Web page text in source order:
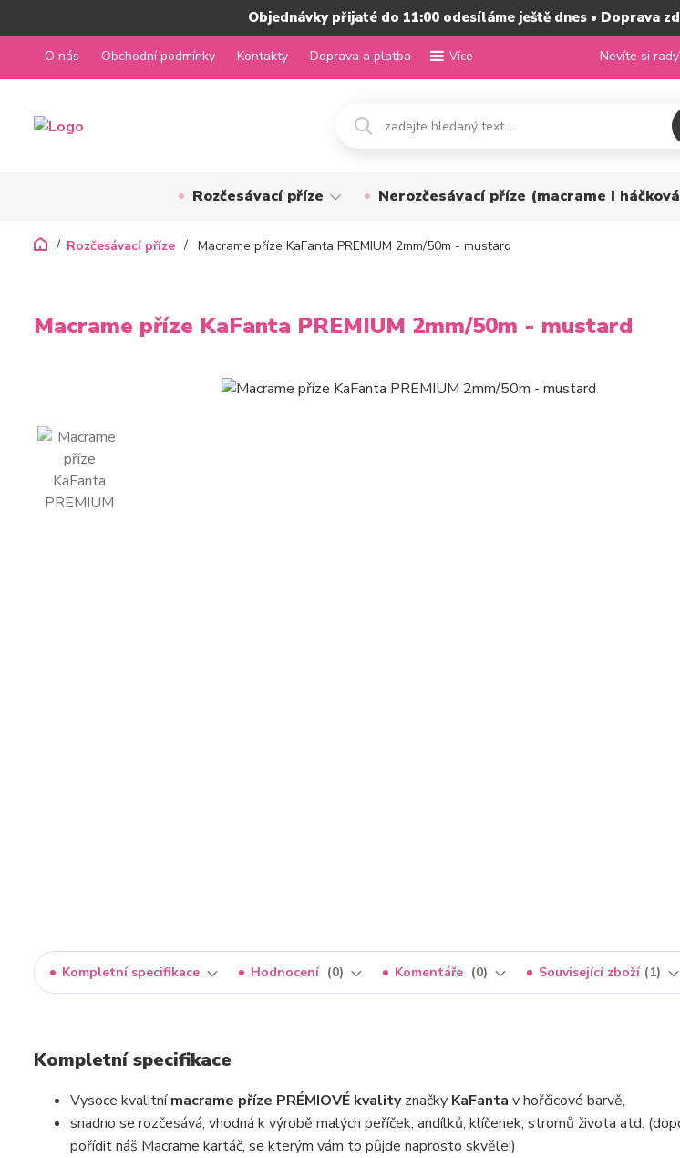
Objednávky přijaté do 11:00 odesíláme ještě dnes • Doprava
O nás Obchodní podmínky Kontakty Doprava a platba Více Nevíte si
Rozčesávací příze Nerozčesávací příze (macrame i
Rozčesávací příze Macrame příze KaFanta PREMIUM 2mm/50m - mustard
Macrame příze KaFanta PREMIUM 2mm/50m - mustard
Kompletní specifikace Hodnocení 0 Komentáře 0 Související zboží 1
Kompletní specifikace
Vysoce kvalitnímacrame příze PRÉMIOVÉ kvalityznačky KaFanta v hořčicové barvě,
snadno se rozčesává, vhodná k výrobě malých peříček, andílků, klíčenek, stromů života atd.
pořídit náš Macrame kartáč, se kterým vám to půjde naprosto skvěle!)